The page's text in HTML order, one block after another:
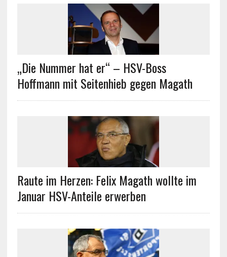
„Die Nummer hat er“ – HSV-Boss
Hoffmann mit Seitenhieb gegen Magath
Raute im Herzen: Felix Magath wollte im
Januar HSV-Anteile erwerben